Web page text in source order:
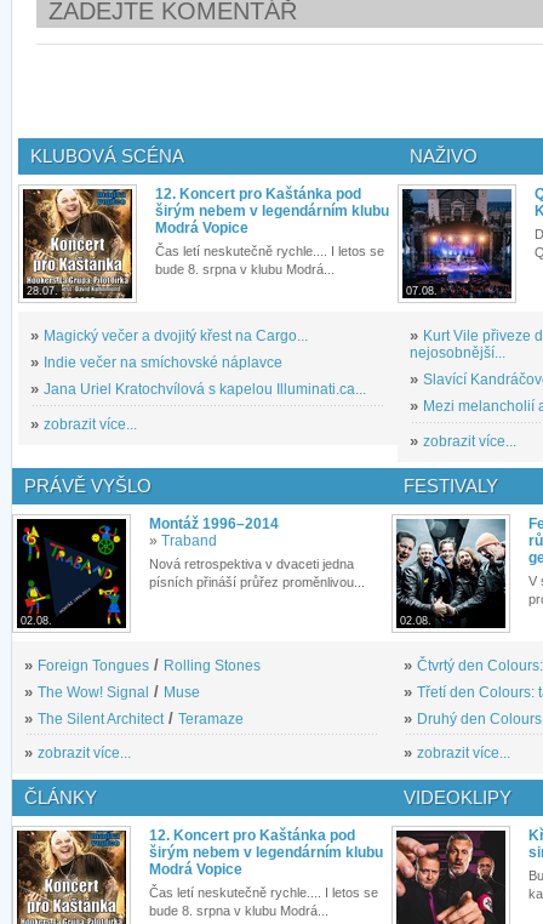
ZADEJTE KOMENTÁŘ
KLUBOVÁ SCÉNA
28.07.
12. Koncert pro Kaštánka pod
širým nebem v legendárním klubu
Modrá Vopice
Čas letí neskutečně rychle.... I letos se
bude 8. srpna v klubu Modrá...
» Magický večer a dvojitý křest na Cargo...
» Indie večer na smíchovské náplavce
» Jana Uriel Kratochvílová s kapelou Illuminati.ca...
» zobrazit více...
NAŽIVO
07.08.
» Kurt Vile přiveze
nejosobnější...
» Slavící
» Mezi melancholií
» zobrazit více...
PRÁVĚ VYŠLO
02.08.
Montáž 1996–2014
» Traband
Nová retrospektiva v dvaceti jedna
písních přináší průřez proměnlivou...
» Foreign Tongues / Rolling Stones
» The Wow! Signal / Muse
» The Silent Architect / Teramaze
» zobrazit více...
FESTIVALY
02.08.
V
» Čtvrtý den
» Třetí den Colours:
» Druhý den
» zobrazit více...
ČLÁNKY
12. Koncert pro Kaštánka pod
širým nebem v legendárním klubu
Modrá Vopice
Čas letí neskutečně rychle.... I letos se
bude 8. srpna v klubu Modrá...
VIDEOKLIPY